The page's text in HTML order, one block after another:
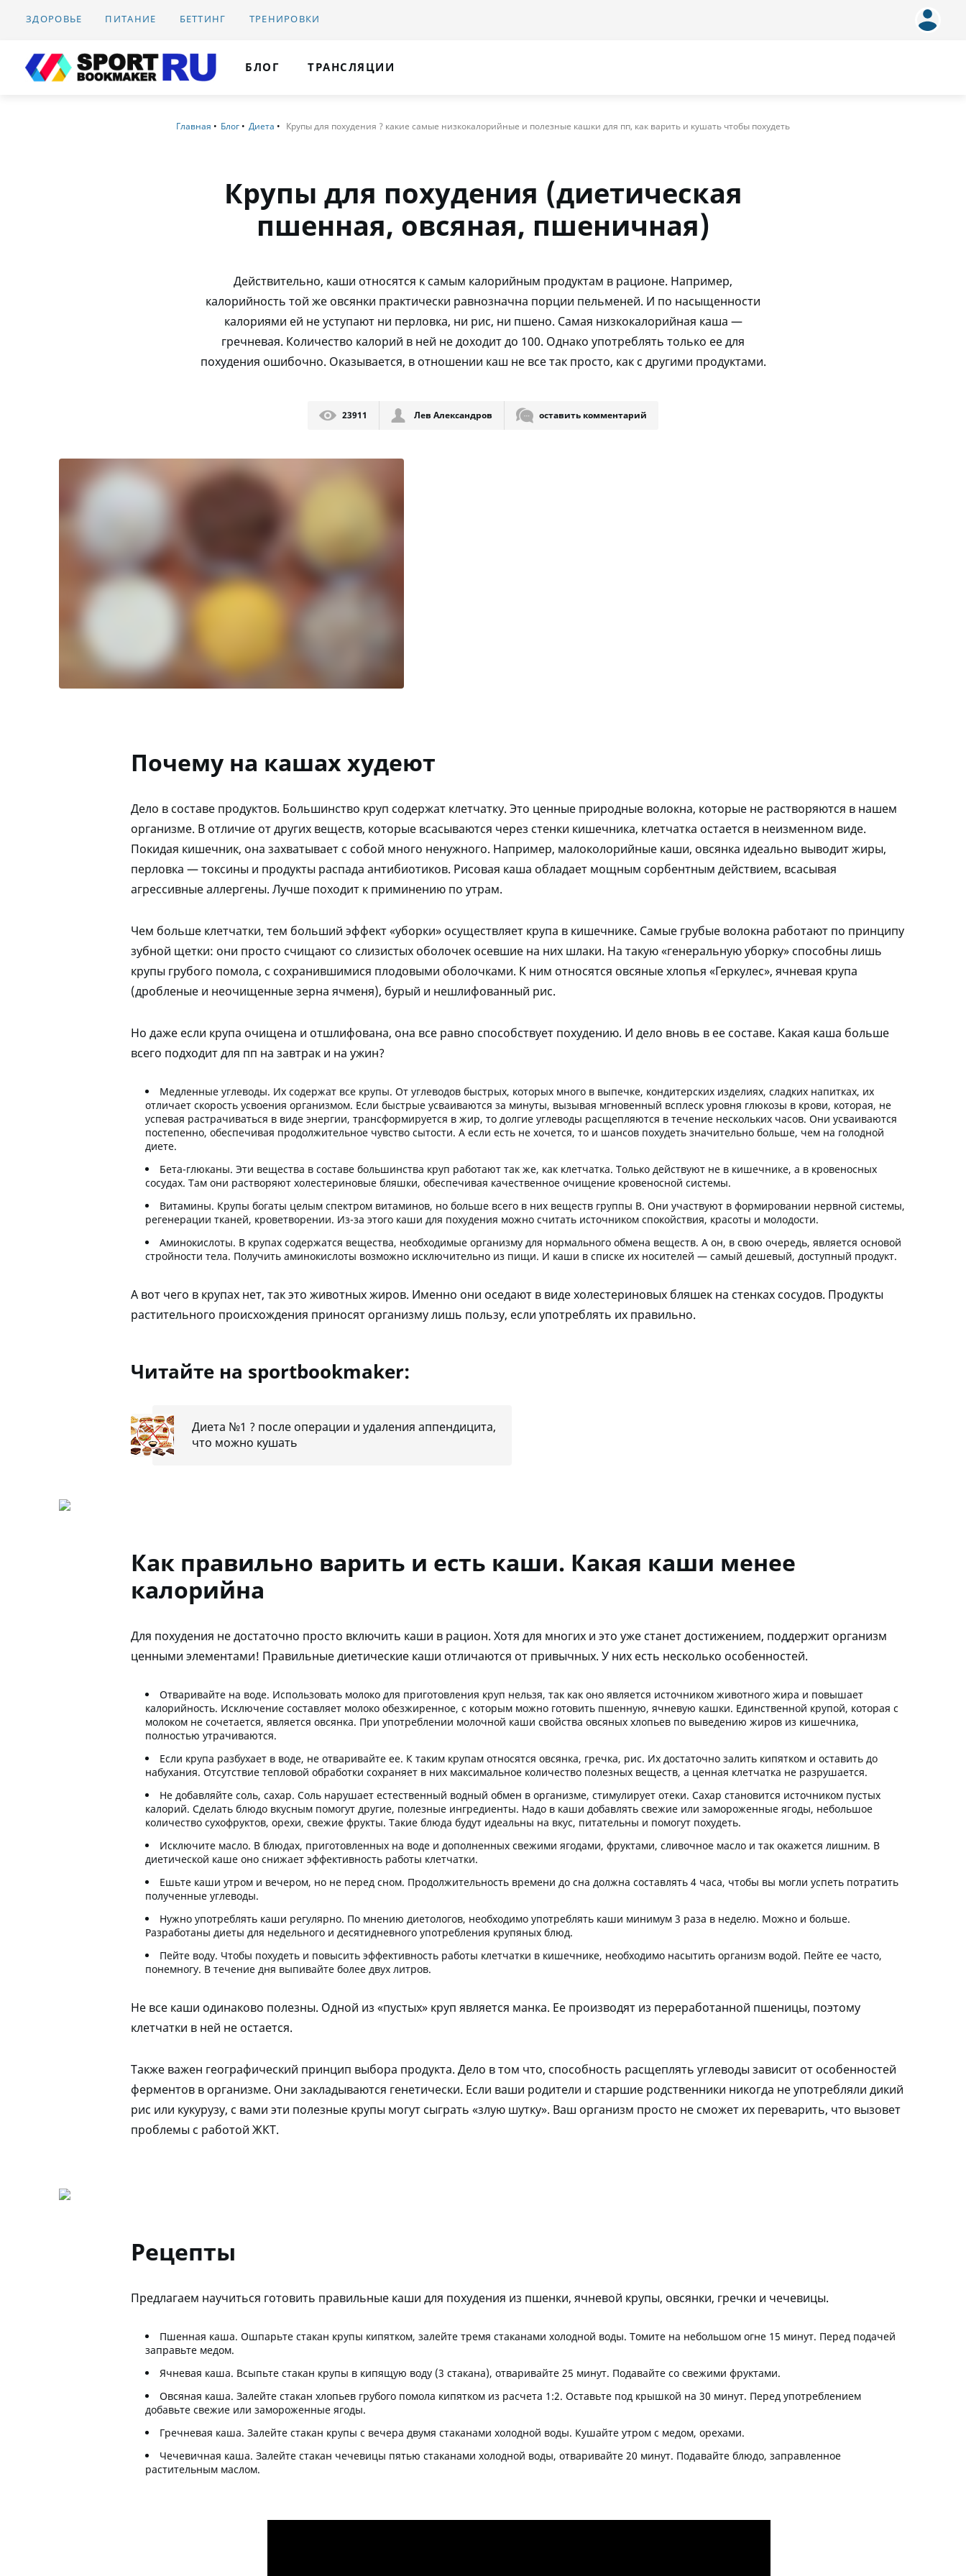
ЗДОРОВЬЕ ПИТАНИЕ БЕТТИНГ ТРЕНИРОВКИ
БЛОГ ТРАНСЛЯЦИИ
Главная Блог Диета Крупы для похудения ? какие самые низкокалорийные и полезные кашки для пп, как варить и кушать чтобы похудеть
Крупы для похудения (диетическая
пшенная, овсяная, пшеничная)
Действительно, каши относятся к самым калорийным продуктам в рационе. Например,
калорийность той же овсянки практически равнозначна порции пельменей. И по насыщенности
калориями ей не уступают ни перловка, ни рис, ни пшено. Самая низкокалорийная каша —
гречневая. Количество калорий в ней не доходит до 100. Однако употреблять только ее для
похудения ошибочно. Оказывается, в отношении каш не все так просто, как с другими продуктами.
23911 Лев Александров оставить комментарий
Почему на кашах худеют
Дело в составе продуктов. Большинство круп содержат клетчатку. Это ценные природные волокна, которые не растворяются в нашем
организме. В отличие от других веществ, которые всасываются через стенки кишечника, клетчатка остается в неизменном виде.
Покидая кишечник, она захватывает с собой много ненужного. Например, малоколорийные каши, овсянка идеально выводит жиры,
перловка — токсины и продукты распада антибиотиков. Рисовая каша обладает мощным сорбентным действием, всасывая
агрессивные аллергены. Лучше походит к приминению по утрам.
Чем больше клетчатки, тем больший эффект «уборки» осуществляет крупа в кишечнике. Самые грубые волокна работают по принципу
зубной щетки: они просто счищают со слизистых оболочек осевшие на них шлаки. На такую «генеральную уборку» способны лишь
крупы грубого помола, с сохранившимися плодовыми оболочками. К ним относятся овсяные хлопья «Геркулес», ячневая крупа
(дробленые и неочищенные зерна ячменя), бурый и нешлифованный рис.
Но даже если крупа очищена и отшлифована, она все равно способствует похудению. И дело вновь в ее составе. Какая каша больше
всего подходит для пп на завтрак и на ужин?
Медленные углеводы. Их содержат все крупы. От углеводов быстрых, которых много в выпечке, кондитерских изделиях, сладких напитках, их
отличает скорость усвоения организмом. Если быстрые усваиваются за минуты, вызывая мгновенный всплеск уровня глюкозы в крови, которая, не
успевая растрачиваться в виде энергии, трансформируется в жир, то долгие углеводы расщепляются в течение нескольких часов. Они усваиваются
постепенно, обеспечивая продолжительное чувство сытости. А если есть не хочется, то и шансов похудеть значительно больше, чем на голодной
диете.
Бета-глюканы. Эти вещества в составе большинства круп работают так же, как клетчатка. Только действуют не в кишечнике, а в кровеносных
сосудах. Там они растворяют холестериновые бляшки, обеспечивая качественное очищение кровеносной системы.
Витамины. Крупы богаты целым спектром витаминов, но больше всего в них веществ группы В. Они участвуют в формировании нервной системы,
регенерации тканей, кроветворении. Из-за этого каши для похудения можно считать источником спокойствия, красоты и молодости.
Аминокислоты. В крупах содержатся вещества, необходимые организму для нормального обмена веществ. А он, в свою очередь, является основой
стройности тела. Получить аминокислоты возможно исключительно из пищи. И каши в списке их носителей — самый дешевый, доступный продукт.
А вот чего в крупах нет, так это животных жиров. Именно они оседают в виде холестериновых бляшек на стенках сосудов. Продукты
растительного происхождения приносят организму лишь пользу, если употреблять их правильно.
Читайте на sportbookmaker:
Диета №1 ? после операции и удаления аппендицита,
что можно кушать
Как правильно варить и есть каши. Какая каши менее
калорийна
Для похудения не достаточно просто включить каши в рацион. Хотя для многих и это уже станет достижением, поддержит организм
ценными элементами! Правильные диетические каши отличаются от привычных. У них есть несколько особенностей.
Отваривайте на воде. Использовать молоко для приготовления круп нельзя, так как оно является источником животного жира и повышает
калорийность. Исключение составляет молоко обезжиренное, с которым можно готовить пшенную, ячневую кашки. Единственной крупой, которая с
молоком не сочетается, является овсянка. При употреблении молочной каши свойства овсяных хлопьев по выведению жиров из кишечника,
полностью утрачиваются.
Если крупа разбухает в воде, не отваривайте ее. К таким крупам относятся овсянка, гречка, рис. Их достаточно залить кипятком и оставить до
набухания. Отсутствие тепловой обработки сохраняет в них максимальное количество полезных веществ, а ценная клетчатка не разрушается.
Не добавляйте соль, сахар. Соль нарушает естественный водный обмен в организме, стимулирует отеки. Сахар становится источником пустых
калорий. Сделать блюдо вкусным помогут другие, полезные ингредиенты. Надо в каши добавлять свежие или замороженные ягоды, небольшое
количество сухофруктов, орехи, свежие фрукты. Такие блюда будут идеальны на вкус, питательны и помогут похудеть.
Исключите масло. В блюдах, приготовленных на воде и дополненных свежими ягодами, фруктами, сливочное масло и так окажется лишним. В
диетической каше оно снижает эффективность работы клетчатки.
Ешьте каши утром и вечером, но не перед сном. Продолжительность времени до сна должна составлять 4 часа, чтобы вы могли успеть потратить
полученные углеводы.
Нужно употреблять каши регулярно. По мнению диетологов, необходимо употреблять каши минимум 3 раза в неделю. Можно и больше.
Разработаны диеты для недельного и десятидневного употребления крупяных блюд.
Пейте воду. Чтобы похудеть и повысить эффективность работы клетчатки в кишечнике, необходимо насытить организм водой. Пейте ее часто,
понемногу. В течение дня выпивайте более двух литров.
Не все каши одинаково полезны. Одной из «пустых» круп является манка. Ее производят из переработанной пшеницы, поэтому
клетчатки в ней не остается.
Также важен географический принцип выбора продукта. Дело в том что, способность расщеплять углеводы зависит от особенностей
ферментов в организме. Они закладываются генетически. Если ваши родители и старшие родственники никогда не употребляли дикий
рис или кукурузу, с вами эти полезные крупы могут сыграть «злую шутку». Ваш организм просто не сможет их переварить, что вызовет
проблемы с работой ЖКТ.
Рецепты
Предлагаем научиться готовить правильные каши для похудения из пшенки, ячневой крупы, овсянки, гречки и чечевицы.
Пшенная каша. Ошпарьте стакан крупы кипятком, залейте тремя стаканами холодной воды. Томите на небольшом огне 15 минут. Перед подачей
заправьте медом.
Ячневая каша. Всыпьте стакан крупы в кипящую воду (3 стакана), отваривайте 25 минут. Подавайте со свежими фруктами.
Овсяная каша. Залейте стакан хлопьев грубого помола кипятком из расчета 1:2. Оставьте под крышкой на 30 минут. Перед употреблением
добавьте свежие или замороженные ягоды.
Гречневая каша. Залейте стакан крупы с вечера двумя стаканами холодной воды. Кушайте утром с медом, орехами.
Чечевичная каша. Залейте стакан чечевицы пятью стаканами холодной воды, отваривайте 20 минут. Подавайте блюдо, заправленное
растительным маслом.